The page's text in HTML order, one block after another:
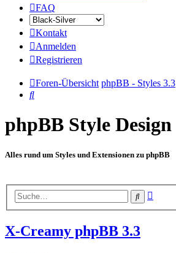
FAQ
Kontakt
Anmelden
Registrieren
Foren-Übersicht phpBB - Styles 3.3
Suche
phpBB Style Design
Alles rund um Styles und Extensionen zu phpBB
Suche
X-Creamy phpBB 3.3